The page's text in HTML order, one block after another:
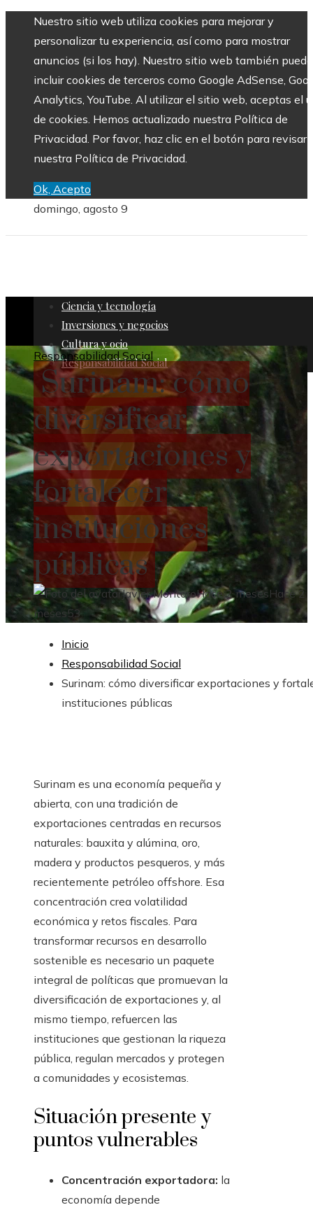
Nuestro sitio web utiliza cookies para mejorar y
personalizar tu experiencia, así como para mostrar
anuncios (si los hay). Nuestro sitio web también puede
incluir cookies de terceros como Google AdSense,
Analytics, YouTube. Al utilizar el sitio web, aceptas el
de cookies. Hemos actualizado nuestra Política de
Privacidad. Por favor, haz clic en el botón para revisar
nuestra Política de Privacidad.
Ok, Acepto
domingo, agosto 9
Ciencia y tecnología
Inversiones y negocios
Cultura y ocio
Responsabilidad Social
Responsabilidad Social
Surinam: cómo
diversificar
exportaciones y
fortalecer
instituciones
públicas
Javier MontoroHace 2 mesesHace 2
meses53
Inicio
Responsabilidad Social
Surinam: cómo diversificar exportaciones y
instituciones públicas
Surinam es una economía pequeña y
abierta, con una tradición de
exportaciones centradas en recursos
naturales: bauxita y alúmina, oro,
madera y productos pesqueros, y más
recientemente petróleo offshore. Esa
concentración crea volatilidad
económica y retos fiscales. Para
transformar recursos en desarrollo
sostenible es necesario un paquete
integral de políticas que promuevan la
diversificación de exportaciones y, al
mismo tiempo, refuercen las
instituciones que gestionan la riqueza
pública, regulan mercados y protegen
a comunidades y ecosistemas.
Situación presente y
puntos vulnerables
Concentración exportadora: la
economía depende